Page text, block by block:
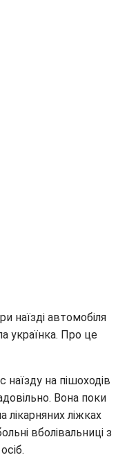
наїзді автомобіля
українка. Про це
наїзду на пішоходів
Вона поки
лікарняних ліжках
вболівальниці з